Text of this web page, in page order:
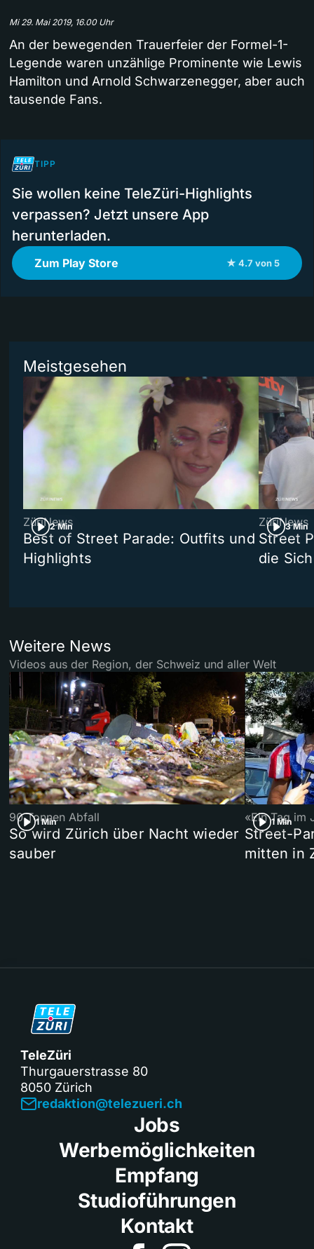
Mi 29. Mai 2019, 16.00 Uhr
An der bewegenden Trauerfeier der Formel-1-
Legende waren unzählige Prominente wie Lewis
Hamilton und Arnold Schwarzenegger, aber auch
tausende Fans.
TIPP
Sie wollen keine TeleZüri-Highlights
verpassen? Jetzt unsere App
herunterladen.
Zum Play Store ★ 4.7 von 5
Meistgesehen
2 Min
ZüriNews
Best of Street Parade: Outfits und
Highlights
3 Min
ZüriNews
Street
die
Weitere News
Videos aus der Region, der Schweiz und aller Welt
1 Min
90 Tonnen Abfall
So wird Zürich über Nacht wieder
sauber
1 Min
«Ein Tag im
Street-
mitten in
TeleZüri
Thurgauerstrasse 80
8050 Zürich
redaktion@telezueri.ch
Jobs
Werbemöglichkeiten
Empfang
Studioführungen
Kontakt